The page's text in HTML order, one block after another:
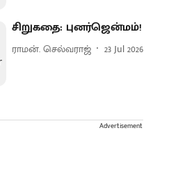
சிறுகதை: புனர்ஜென்மம்!
ராமன். செல்வராஜ் 23 Jul 2026
Advertisement